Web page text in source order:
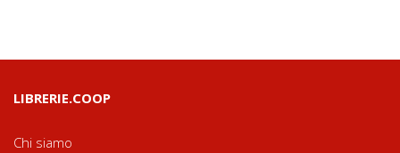
LIBRERIE.COOP
Chi siamo